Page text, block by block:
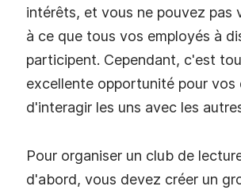
intérêts, et vous ne pouvez pas
à ce que tous vos employés à
participent. Cependant, c'est
excellente opportunité pour vos
d'interagir les uns avec les
Pour organiser un club de
d'abord, vous devez créer un